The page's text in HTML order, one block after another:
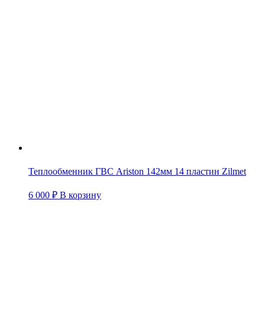
Теплообменник ГВС Ariston 142мм 14 пластин Zilmet
6 000 ₽ В корзину